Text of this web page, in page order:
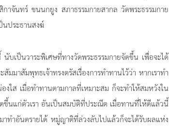
าจันทร์ ขนนกยูง สภาธรรมกายสากล วัดพระธรรมกาย
นประธานสงฆ์
บเป็นวาระพิเศษที่ทางวัดพระธรรมกายจัดขึ้น เพื่อจะได้
มาสัมพุทธเจ้าทรงตรัสเรื่องการทำทานไว้ว่า หากเราทำ
ใส เมื่อทำทานตามกาลที่เหมาะสม ก็จะทำให้สมหวังใน
ขึ้นแก่ตัวเรา อันเป็นสมบัติที่ประณีต เมื่อทานที่ให้ดีแล้วนี้
ทำอันตรายได้ หมู่ญาติที่ล่วงลับไปแล้วก็จะได้รับผลแห่ง